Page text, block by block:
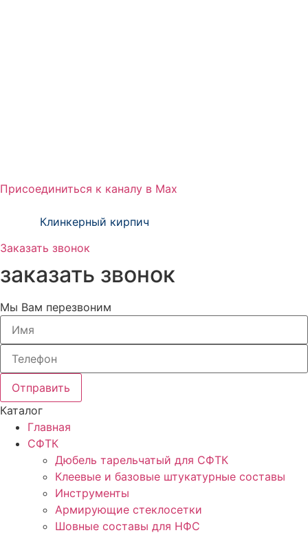
Присоединиться к каналу в Max
Клинкерный кирпич
Заказать звонок
заказать звонок
Мы Вам перезвоним
Отправить
Каталог
Главная
СФТК
Дюбель тарельчатый для СФТК
Клеевые и базовые штукатурные составы
Инструменты
Армирующие стеклосетки
Шовные составы для НФС